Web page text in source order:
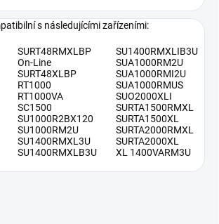
s následujícími zařízeními:
SURT48RMXLBP
On-Line
SURT48XLBP
RT1000
RT1000VA
SC1500
SU1000R2BX120
SU1000RM2U
SU1400RMXL3U
SU1400RMXLB3U
SU1400RMXLIB3U
SUA1000RM2U
SUA1000RMI2U
SUA1000RMUS
SUO2000XLI
SURTA1500RMXL
SURTA1500XL
SURTA2000RMXL
SURTA2000XL
XL 1400VARM3U